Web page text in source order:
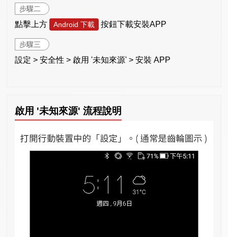
步驟二
點擊上方 Android 下載 按鈕下載安裝APP
步驟三
設定 > 安全性 > 啟用 '未知來源' > 安裝 APP
啟用 '未知來源' 流程說明